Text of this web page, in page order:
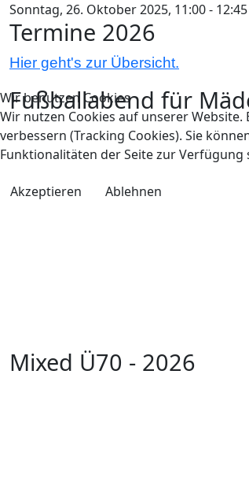
Sonntag, 26. Oktober 2025, 11:00 - 12:45
Termine 2026
Hier geht's zur Übersicht.
Fußballabend für
Mixed Ü70 - 2026
Wir benutzen Cookies
Wir nutzen Cookies auf unserer
verbessern (Tracking Cookies). Sie
Funktionalitäten der Seite zur Verfügung
Akzeptieren
Ablehnen